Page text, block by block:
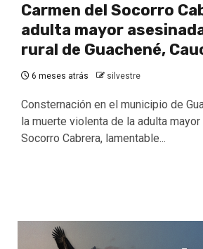
Carmen del Socorro
adulta mayor
rural de Guachené,
6 meses atrás silvestre
Consternación en el municipio de
la muerte violenta de la adulta mayor
Socorro Cabrera, lamentable...